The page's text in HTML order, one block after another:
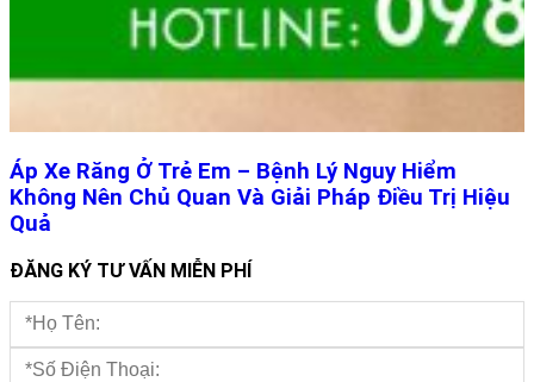
Áp Xe Răng Ở Trẻ Em – Bệnh Lý Nguy Hiểm
Không Nên Chủ Quan Và Giải Pháp Điều Trị Hiệu
Quả
ĐĂNG KÝ TƯ VẤN MIỄN PHÍ